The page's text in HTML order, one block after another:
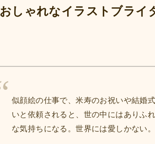
おしゃれなイラストブライ
似顔絵の仕事で、米寿のお祝いや結婚
いと依頼されると、世の中にはありふ
な気持ちになる。世界には愛しかない。